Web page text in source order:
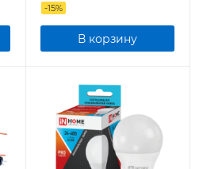
-15%
В корзину